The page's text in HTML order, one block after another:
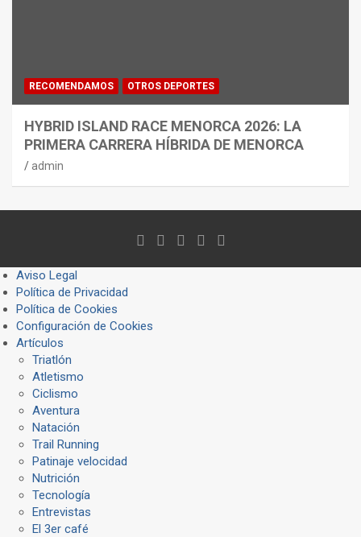
RECOMENDAMOS OTROS DEPORTES
HYBRID ISLAND RACE MENORCA 2026: LA
PRIMERA CARRERA HÍBRIDA DE MENORCA
admin
Aviso Legal
Política de Privacidad
Política de Cookies
Configuración de Cookies
Artículos
Triatlón
Atletismo
Ciclismo
Aventura
Natación
Trail Running
Patinaje velocidad
Nutrición
Tecnología
Entrevistas
El 3er café